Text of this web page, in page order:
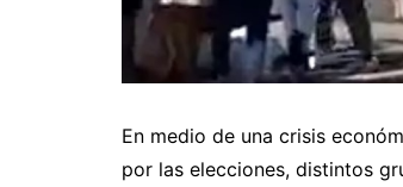
En medio de una crisis
por las elecciones, distintos